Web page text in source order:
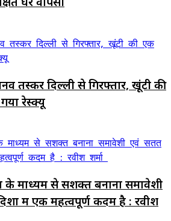
तस्कर दिल्ली से गिरफ्तार, खूंटी की
रेस्क्यू
के माध्यम से सशक्त बनाना समावेशी
में एक महत्वपूर्ण कदम है : रवीश